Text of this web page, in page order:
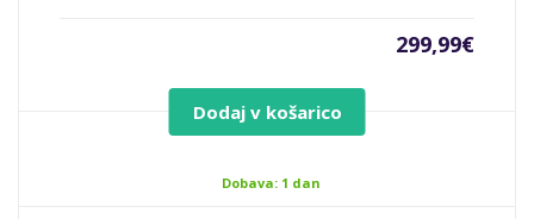
299,99€
Dodaj v košarico
Dobava: 1 dan